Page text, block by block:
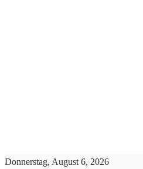
Donnerstag, August 6, 2026